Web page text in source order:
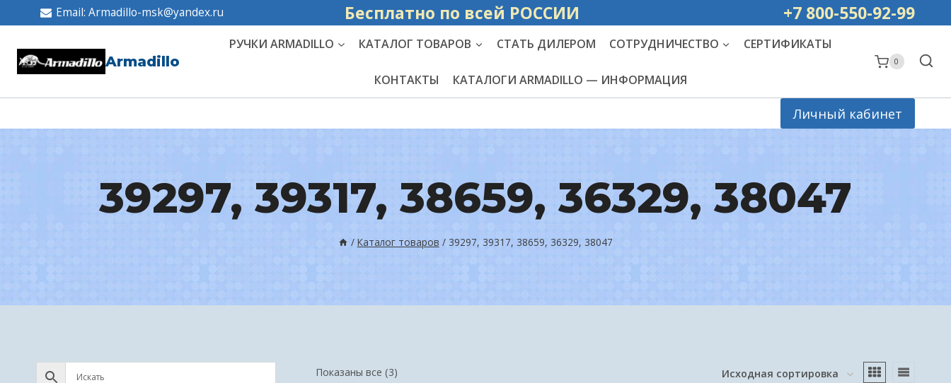
Перейти
содержимому
Email: Armadillo-msk@yandex.ru Бесплатно по всей РОССИИ +7 800-550-92-99
Armadillo
РУЧКИ ARMADILLO КАТАЛОГ ТОВАРОВ СТАТЬ ДИЛЕРОМ СОТРУДНИЧЕСТВО СЕРТИФИКАТЫ
КОНТАКТЫ КАТАЛОГИ ARMADILLO — ИНФОРМАЦИЯ
0
Личный кабинет
39297, 39317, 38659, 36329, 38047
/ Каталог товаров / 39297, 39317, 38659, 36329, 38047
Показаны все (3)